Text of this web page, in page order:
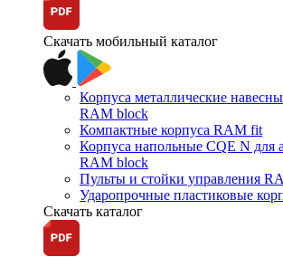
Скачать мобильный каталог
Корпуса металлические
RAM block
Компактные корпуса RAM fit
Корпуса напольные CQE N для
RAM block
Пульты и стойки управления
Ударопрочные пластиковые
Скачать каталог